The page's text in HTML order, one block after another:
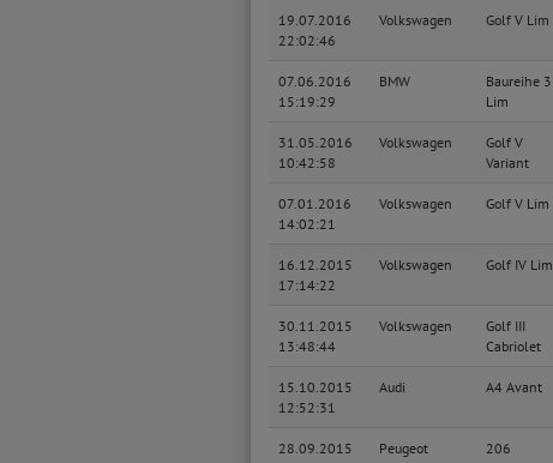
19.07.2016
22:02:46
Volkswagen Golf V Lim
07.06.2016
15:19:29
BMW
Baureihe 3
Lim
31.05.2016
10:42:58
Volkswagen
Golf V
Variant
07.01.2016
14:02:21
Volkswagen Golf V Lim
16.12.2015
17:14:22
Volkswagen Golf IV Lim
30.11.2015
13:48:44
Volkswagen
Golf III
Cabriolet
15.10.2015
12:52:31
Audi A4 Avant
28.09.2015
Peugeot 206